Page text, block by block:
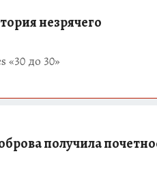
незрячего
«30 до 30»
получила